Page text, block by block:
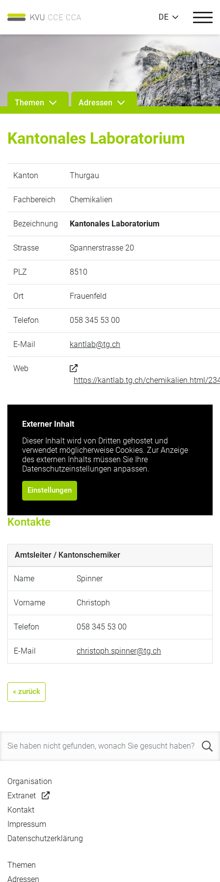
DE
Themen Adressen
Kantonales Laboratorium
Kanton Thurgau
Fachbereich Chemikalien
Bezeichnung Kantonales Laboratorium
Strasse Spannerstrasse 20
PLZ 8510
Ort Frauenfeld
Telefon 058 345 53 00
E-Mail kantlab@tg.ch
Web
https://kantlab.tg.ch/chemikalien.html/
Externer Inhalt
Dieser Inhalt wird von Dritten gehostet und
verwendet möglicherweise Cookies. Zur Anzeige
des externen Inhalts müssen Sie Ihre
Datenschutzeinstellungen anpassen.
Einstellungen
Kontakte
Amtsleiter / Kantonschemiker
Name Spinner
Vorname Christoph
Telefon 058 345 53 00
E-Mail christoph.spinner@tg.ch
« zurück
Organisation
Extranet
Kontakt
Impressum
Datenschutzerklärung
Themen
Adressen